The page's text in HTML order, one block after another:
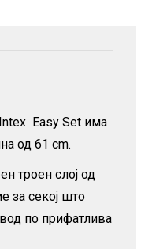
Easy Set има
од 61 cm.
троен слој од
за секој што
по прифатлива